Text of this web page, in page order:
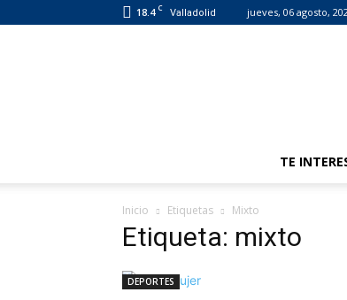
18.4 C Valladolid jueves, 06 agosto,
TE
Inicio Etiquetas Mixto
Etiqueta: mixto
DEPORTES